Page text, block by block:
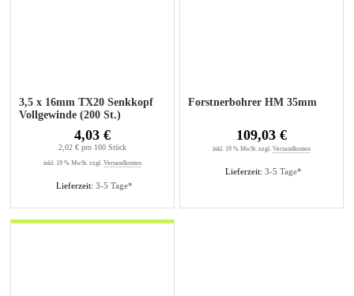
3,5 x 16mm TX20 Senkkopf
Vollgewinde (200 St.)
Lieferzeit: 3-5 Tage*
4,03 €
2,02 € pro 100 Stück
inkl. 19 % MwSt. zzgl. Versandkosten
Forstnerbohrer HM 35mm
Lieferzeit: 3-5 Tage*
109,03 €
inkl. 19 % MwSt. zzgl. Versandkosten